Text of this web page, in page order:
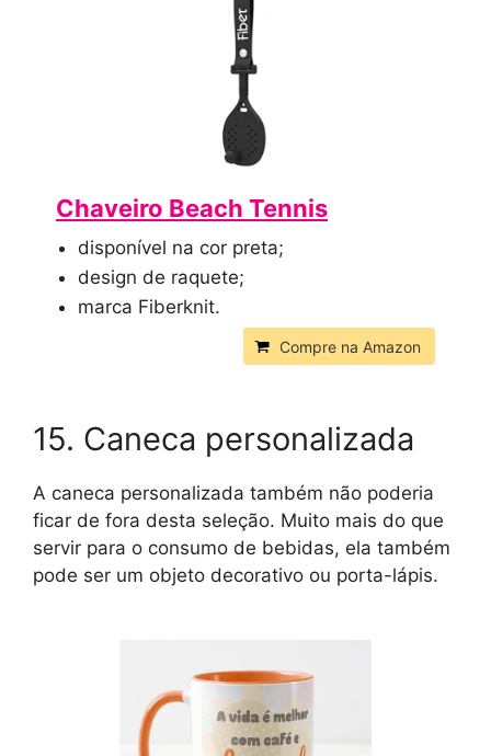
Chaveiro Beach Tennis
disponível na cor preta;
design de raquete;
marca Fiberknit.
Compre na Amazon
15. Caneca personalizada
A caneca personalizada também não poderia
ficar de fora desta seleção. Muito mais do que
servir para o consumo de bebidas, ela também
pode ser um objeto decorativo ou porta-lápis.